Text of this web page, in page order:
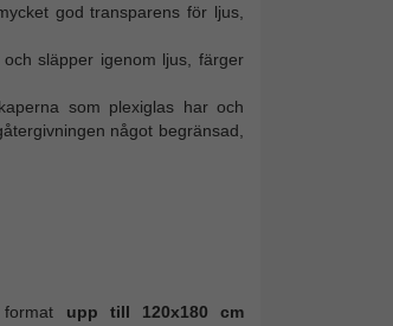
god transparens för ljus,
släpper igenom ljus, färger
som plexiglas har och
något begränsad,
upp till 120x180 cm